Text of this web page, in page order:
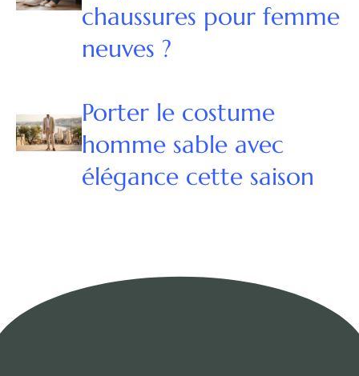
chaussures pour femme
neuves ?
Porter le costume
homme sable avec
élégance cette saison